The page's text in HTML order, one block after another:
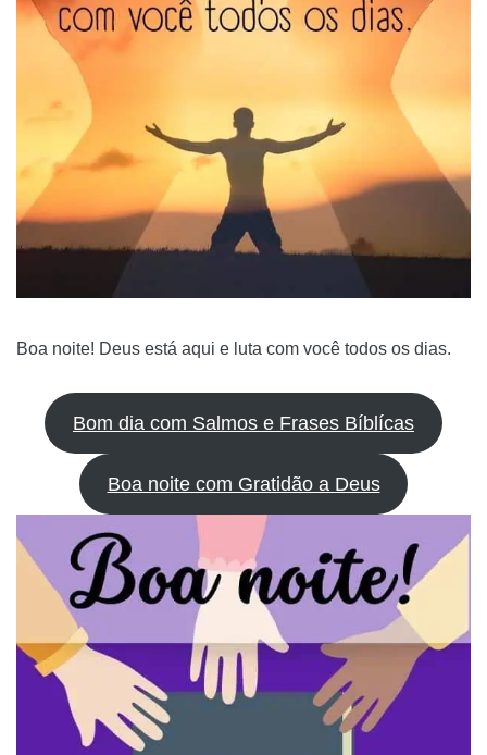
Boa noite! Deus está aqui e luta com você todos os dias.
Bom dia com Salmos e Frases Bíblícas
Boa noite com Gratidão a Deus